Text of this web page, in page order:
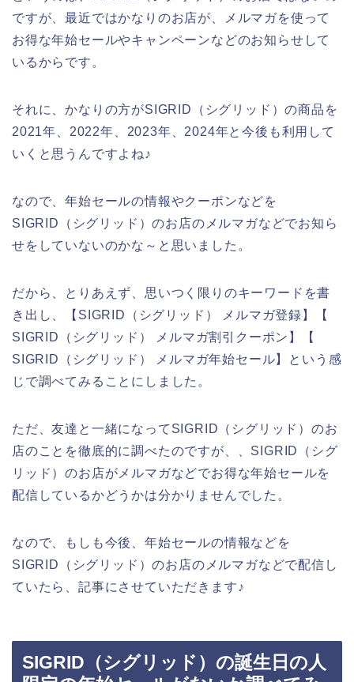
ですが、最近ではかなりのお店が、メルマガを使って
お得な年始セールやキャンペーンなどのお知らせして
いるからです。
それに、かなりの方がSIGRID（シグリッド）の商品を
2021年、2022年、2023年、2024年と今後も利用して
いくと思うんですよね♪
なので、年始セールの情報やクーポンなどを
SIGRID（シグリッド）のお店のメルマガなどでお知ら
せをしていないのかな～と思いました。
だから、とりあえず、思いつく限りのキーワードを書
き出し、【SIGRID（シグリッド） メルマガ登録】【
SIGRID（シグリッド） メルマガ割引クーポン】【
SIGRID（シグリッド） メルマガ年始セール】という感
じで調べてみることにしました。
ただ、友達と一緒になってSIGRID（シグリッド）のお
店のことを徹底的に調べたのですが、、SIGRID（シグ
リッド）のお店がメルマガなどでお得な年始セールを
配信しているかどうかは分かりませんでした。
なので、もしも今後、年始セールの情報などを
SIGRID（シグリッド）のお店のメルマガなどで配信し
ていたら、記事にさせていただきます♪
SIGRID（シグリッド）の誕生日の人